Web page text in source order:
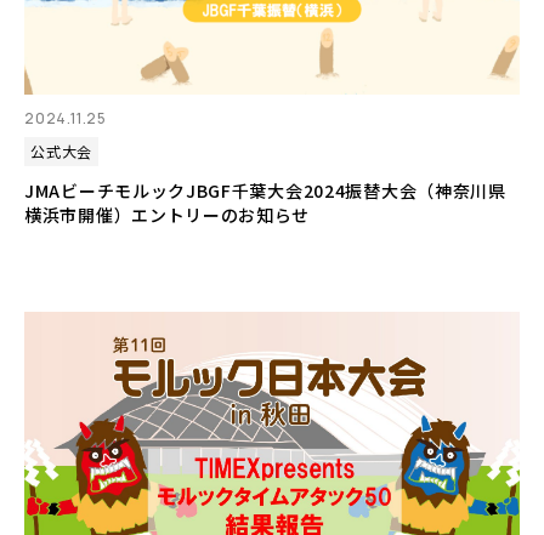
2024.11.25
公式大会
JMAビーチモルックJBGF千葉大会2024振替大会（神奈川県
横浜市開催）エントリーのお知らせ